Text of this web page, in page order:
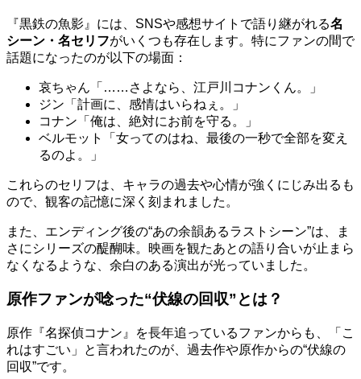
『黒鉄の魚影』には、SNSや感想サイトで語り継がれる名
シーン・名セリフがいくつも存在します。特にファンの間で
話題になったのが以下の場面：
哀ちゃん「……さよなら、江戸川コナンくん。」
ジン「計画に、感情はいらねぇ。」
コナン「俺は、絶対にお前を守る。」
ベルモット「女ってのはね、最後の一秒で全部を変え
るのよ。」
これらのセリフは、キャラの過去や心情が強くにじみ出るも
ので、観客の記憶に深く刻まれました。
また、エンディング後の“あの余韻あるラストシーン”は、ま
さにシリーズの醍醐味。映画を観たあとの語り合いが止まら
なくなるような、余白のある演出が光っていました。
原作ファンが唸った“伏線の回収”とは？
原作『名探偵コナン』を長年追っているファンからも、「こ
れはすごい」と言われたのが、過去作や原作からの“伏線の
回収”です。